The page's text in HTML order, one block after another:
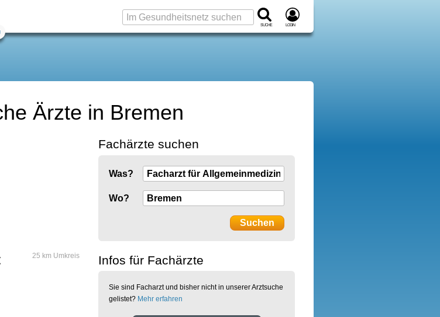
Suche Login
Ärzte in Bremen
25 km Umkreis
Fachärzte suchen
Was?
Wo?
Infos für Fachärzte
Sie sind Facharzt und bisher nicht in unserer Arztsuche
gelistet? Mehr erfahren